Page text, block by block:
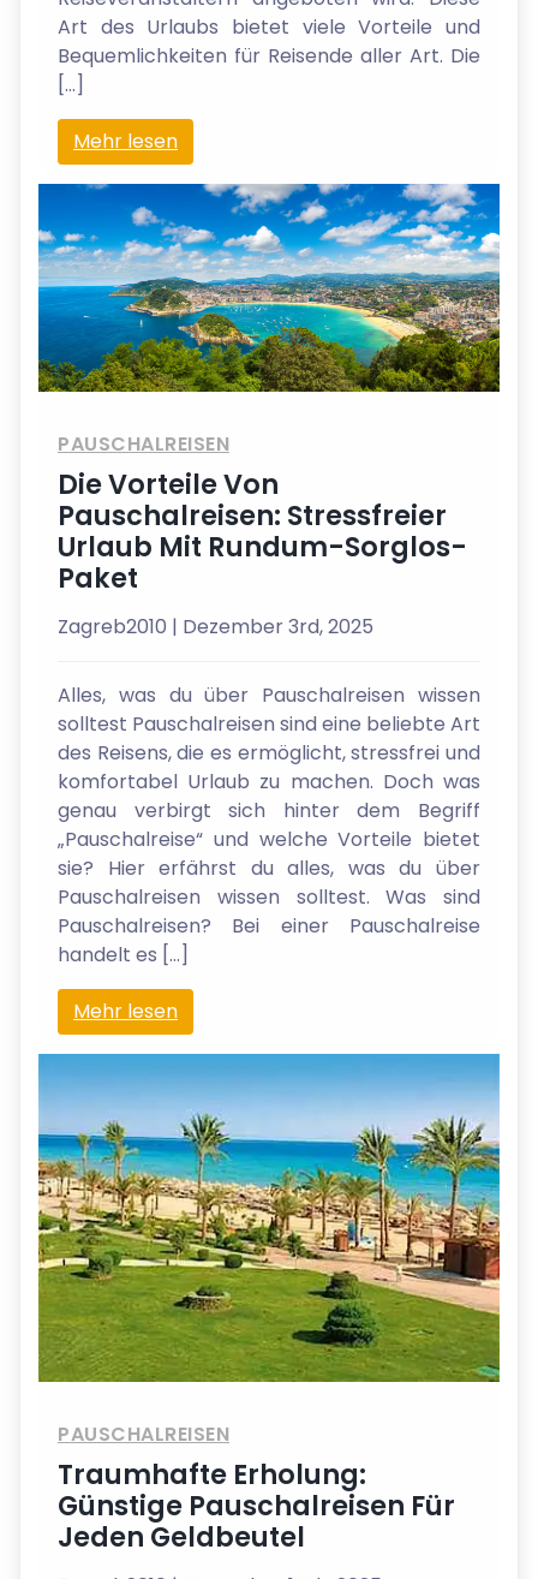
Art des Urlaubs bietet viele Vorteile und
Bequemlichkeiten für Reisende aller Art. Die
[…]
Mehr lesen
PAUSCHALREISEN
Die Vorteile Von
Pauschalreisen: Stressfreier
Urlaub Mit Rundum-Sorglos-
Paket
Zagreb2010 | Dezember 3rd, 2025
Alles, was du über Pauschalreisen wissen
solltest Pauschalreisen sind eine beliebte Art
des Reisens, die es ermöglicht, stressfrei und
komfortabel Urlaub zu machen. Doch was
genau verbirgt sich hinter dem Begriff
„Pauschalreise“ und welche Vorteile bietet
sie? Hier erfährst du alles, was du über
Pauschalreisen wissen solltest. Was sind
Pauschalreisen? Bei einer Pauschalreise
handelt es […]
Mehr lesen
PAUSCHALREISEN
Traumhafte Erholung:
Günstige Pauschalreisen Für
Jeden Geldbeutel